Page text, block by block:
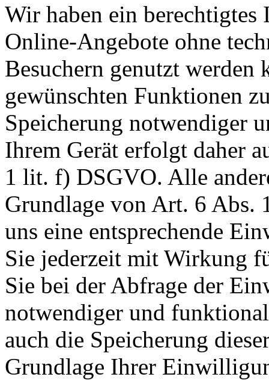
Wir haben ein berechtigtes
Online-Angebote ohne
Besuchern genutzt werden
gewünschten Funktionen
Speicherung notwendiger
Ihrem Gerät erfolgt daher
1 lit. f) DSGVO. Alle
Grundlage von Art. 6 Abs.
uns eine entsprechende
Sie jederzeit mit Wirkung
Sie bei der Abfrage der
notwendiger und
auch die Speicherung
Grundlage Ihrer